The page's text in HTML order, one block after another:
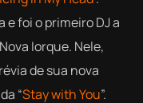
foi o primeiro DJ a
Iorque. Nele,
de sua nova
“Stay with You”.